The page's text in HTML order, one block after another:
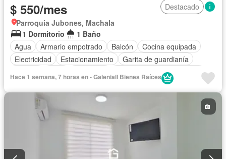
$ 550/mes
Destacado
Parroquia Jubones, Machala
1 Dormitorio
1 Baño
Agua
Armario empotrado Balcón
Cocina equipada
Electricidad
Estacionamiento
Garita de guardianía
Completamente amoblado
Hace 1 semana, 7 horas en - Galeniall Bienes Raíces